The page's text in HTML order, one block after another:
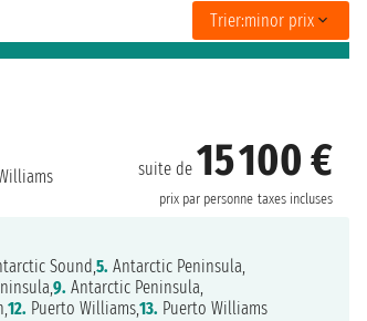
Trier:minor prix
suite de 15 100 €
prix par personne taxes incluses
Sound,5. Antarctic Peninsula,
9. Antarctic Peninsula,
12. Puerto Williams,13. Puerto Williams